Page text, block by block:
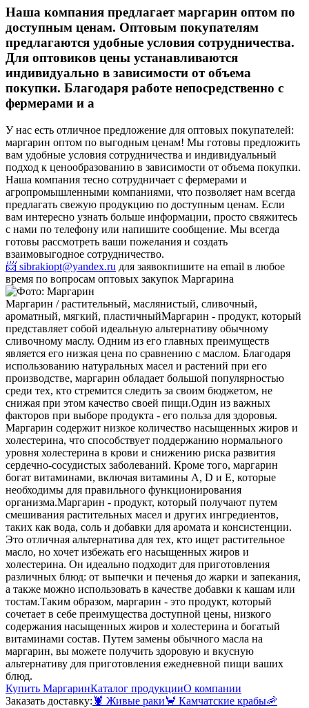
Наша компания предлагает маргарин оптом по
доступным ценам. Оптовым покупателям
предлагаются удобные условия сотрудничества.
Для оптовиков цены устанавливаются
индивидуально в зависимости от объема
покупки. Благодаря работе непосредственно с
фермерами и а
У нас есть отличное предложение для оптовых покупателей:
маргарин оптом по выгодным ценам! Мы готовы предложить
вам удобные условия сотрудничества и индивидуальный
подход к ценообразованию в зависимости от объема покупки.
Наша компания тесно сотрудничает с фермерами и
агропромышленными компаниями, что позволяет нам всегда
предлагать свежую продукцию по доступным ценам. Если
вам интересно узнать больше информации, просто свяжитесь
с нами по телефону или напишите сообщение. Мы всегда
готовы рассмотреть ваши пожелания и создать
взаимовыгодное сотрудничество.
📨 sibrakiopt@yandex.ru для заявокпишите на email в любое
время по вопросам оптовых закупок Маргарина
Маргарин / растительный, маслянистый, сливочный,
ароматный, мягкий, пластичныйМаргарин - продукт, который
представляет собой идеальную альтернативу обычному
сливочному маслу. Одним из его главных преимуществ
является его низкая цена по сравнению с маслом. Благодаря
использованию натуральных масел и растений при его
производстве, маргарин обладает большой популярностью
среди тех, кто стремится следить за своим бюджетом, не
снижая при этом качество своей пищи.Один из важных
факторов при выборе продукта - его польза для здоровья.
Маргарин содержит низкое количество насыщенных жиров и
холестерина, что способствует поддержанию нормального
уровня холестерина в крови и снижению риска развития
сердечно-сосудистых заболеваний. Кроме того, маргарин
богат витаминами, включая витамины A, D и E, которые
необходимы для правильного функционирования
организма.Маргарин - продукт, который получают путем
смешивания растительных масел и других ингредиентов,
таких как вода, соль и добавки для аромата и консистенции.
Это отличная альтернатива для тех, кто ищет растительное
масло, но хочет избежать его насыщенных жиров и
холестерина. Он идеально подходит для приготовления
различных блюд: от выпечки и печенья до жарки и запекания,
а также можно использовать в качестве добавки к кашам или
тостам.Таким образом, маргарин - это продукт, который
сочетает в себе преимущества доступной цены, низкого
содержания насыщенных жиров и холестерина и богатый
витаминами состав. Путем замены обычного масла на
маргарин, вы можете получить здоровую и вкусную
альтернативу для приготовления ежедневной пищи ваших
блюд.
Купить МаргаринКаталог продукцииО компании
Заказать доставку: 🦞 Живые раки🦀 Камчатские крабы🦐